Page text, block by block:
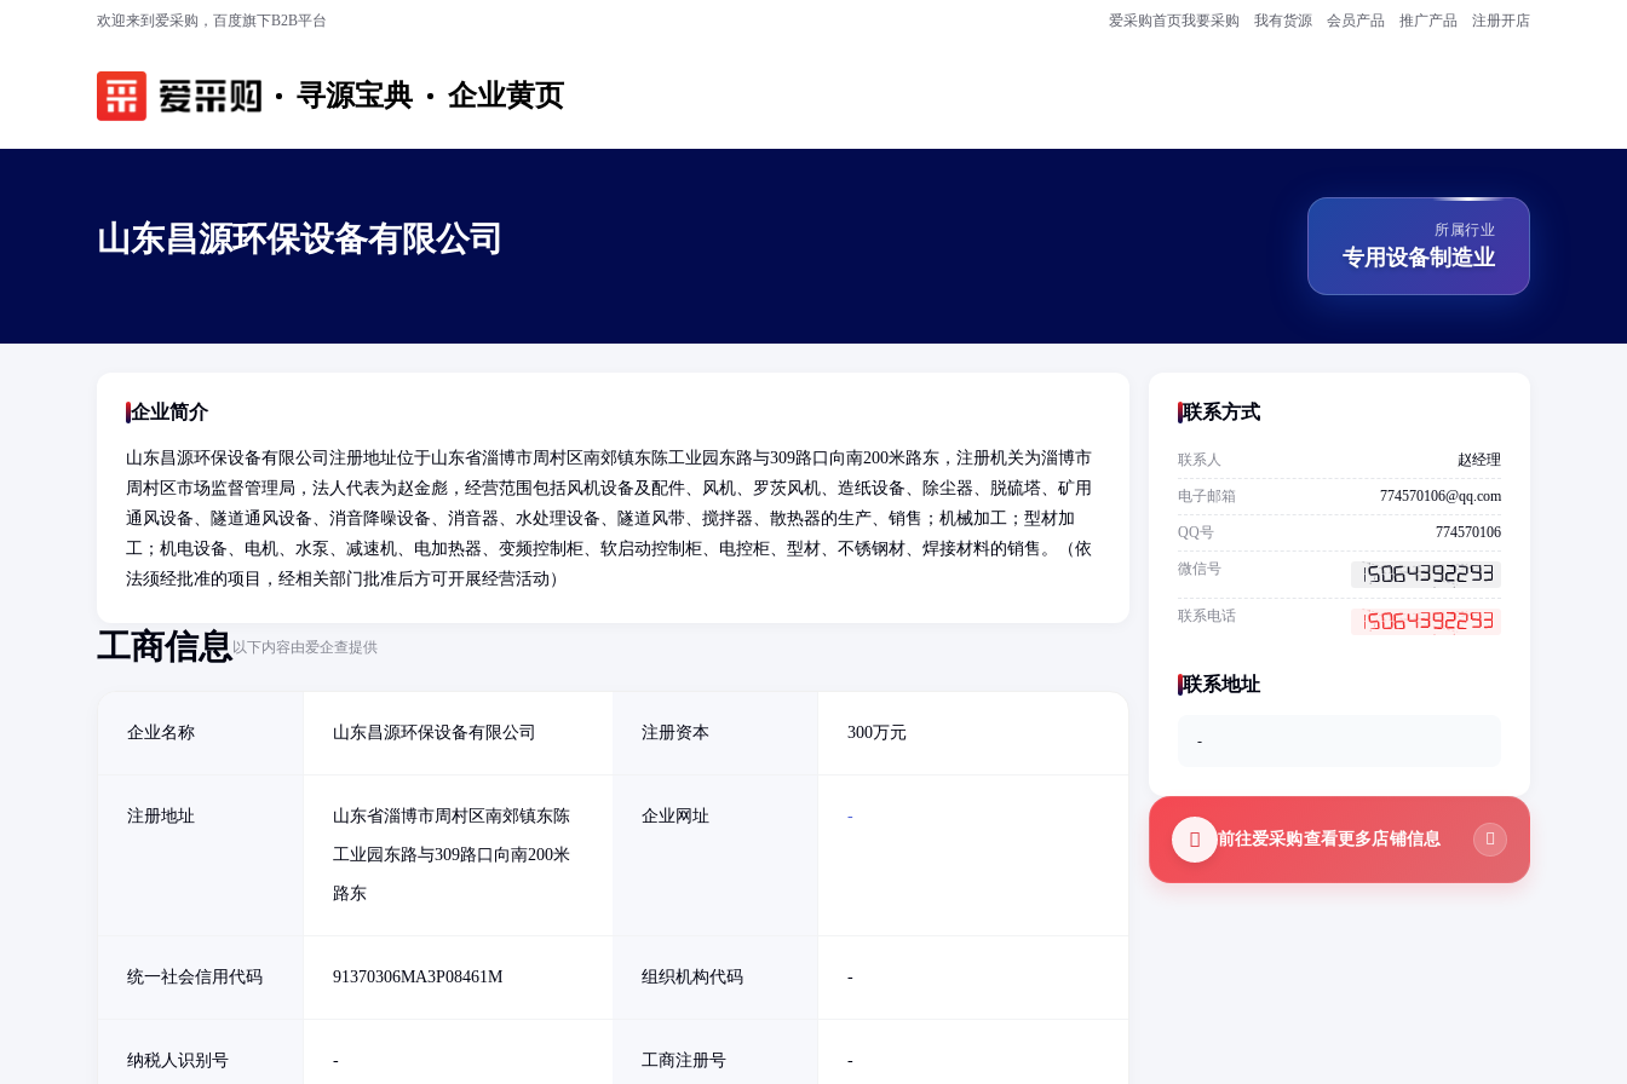
欢迎来到爱采购，百度旗下B2B平台 爱采购首页我要采购 我有货源 会员产品 推广产品 注册开店
寻源宝典 企业黄页
山东昌源环保设备有限公司 所属行业
专用设备制造业
企业简介
山东昌源环保设备有限公司注册地址位于山东省淄博市周村区南郊镇东陈工业园东路与309路口向南200米路东，注册机关为淄博市
周村区市场监督管理局，法人代表为赵金彪，经营范围包括风机设备及配件、风机、罗茨风机、造纸设备、除尘器、脱硫塔、矿用
通风设备、隧道通风设备、消音降噪设备、消音器、水处理设备、隧道风带、搅拌器、散热器的生产、销售；机械加工；型材加
工；机电设备、电机、水泵、减速机、电加热器、变频控制柜、软启动控制柜、电控柜、型材、不锈钢材、焊接材料的销售。（依
法须经批准的项目，经相关部门批准后方可开展经营活动）
工商信息以下内容由爱企查提供
企业名称 山东昌源环保设备有限公司 注册资本 300万元
注册地址 山东省淄博市周村区南郊镇东陈
工业园东路与309路口向南200米
路东
企业网址 -
统一社会信用代码 91370306MA3P08461M 组织机构代码 -
纳税人识别号 - 工商注册号 -
联系方式
联系人 赵经理
电子邮箱 774570106@qq.com
QQ号 774570106
微信号
联系电话
联系地址
-
前往爱采购查看更多店铺信息